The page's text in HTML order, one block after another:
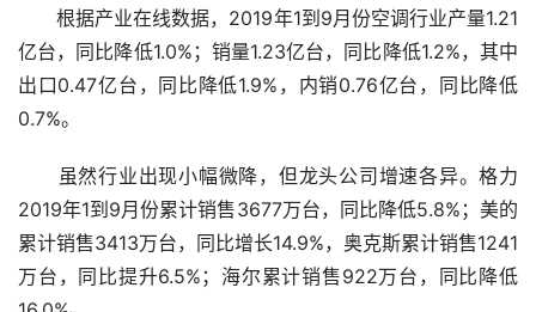
根据产业在线数据，2019年1到9月份空调行业产量1.21
亿台，同比降低1.0%；销量1.23亿台，同比降低1.2%，其中
出口0.47亿台，同比降低1.9%，内销0.76亿台，同比降低
0.7%。
虽然行业出现小幅微降，但龙头公司增速各异。格力
2019年1到9月份累计销售3677万台，同比降低5.8%；美的
累计销售3413万台，同比增长14.9%，奥克斯累计销售1241
万台，同比提升6.5%；海尔累计销售922万台，同比降低